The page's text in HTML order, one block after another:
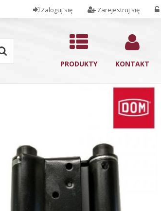
Zarejestruj się
Zaloguj się
PRODUKTY KONTAKT